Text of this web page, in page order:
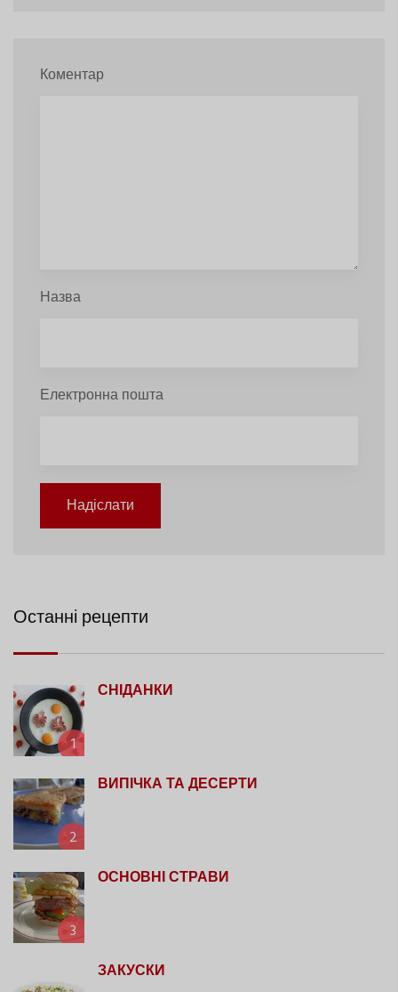
Коментар
Назва
Електронна пошта
Надіслати
Останні рецепти
1
СНІДАНКИ
2
ВИПІЧКА ТА ДЕСЕРТИ
3
ОСНОВНІ СТРАВИ
ЗАКУСКИ